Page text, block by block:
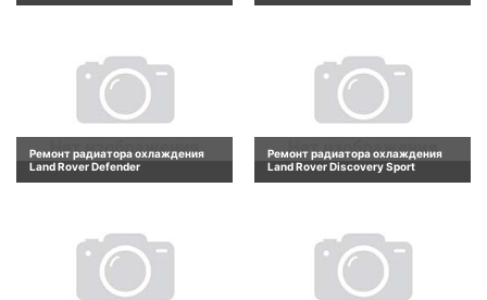
Ремонт радиатора охлаждения
Land Rover Defender
Ремонт радиатора охлаждения
Land Rover Discovery Sport